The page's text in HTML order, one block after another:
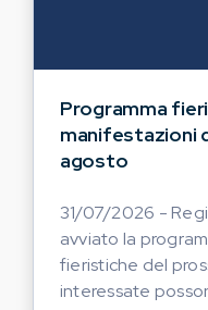
Programma
manifestazioni
agosto
31/07/2026 -
avviato la
fieristiche del
interessate